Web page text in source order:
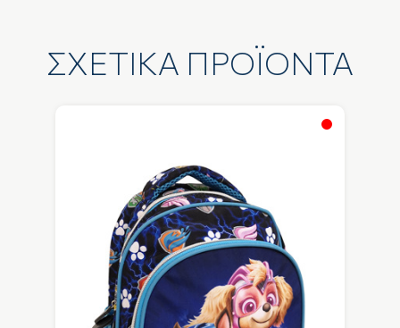
ΣΧΕΤΙΚΑ ΠΡΟΪΟΝΤΑ